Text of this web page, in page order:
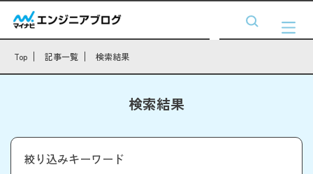
Top 記事一覧 検索結果
検索結果
絞り込みキーワード